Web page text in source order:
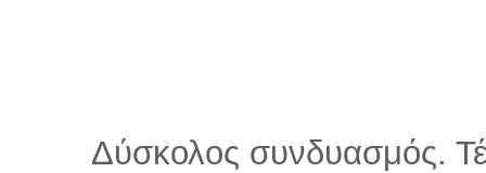
Δύσκολος συνδυασμός.